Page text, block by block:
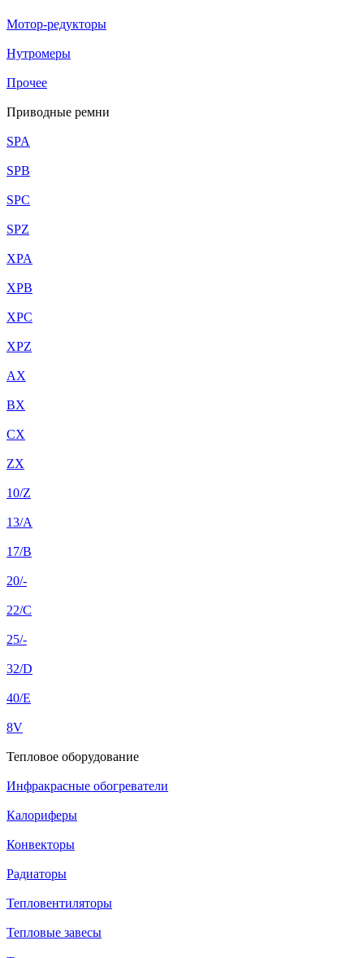
Мотор-редукторы
Нутромеры
Прочее
Приводные ремни
SPA
SPB
SPC
SPZ
XPA
XPB
XPC
XPZ
AX
BX
CX
ZX
10/Z
13/A
17/B
20/-
22/C
25/-
32/D
40/E
8V
Тепловое оборудование
Инфракрасные обогреватели
Калориферы
Конвекторы
Радиаторы
Тепловентиляторы
Тепловые завесы